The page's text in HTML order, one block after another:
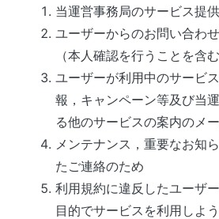
当運営事務局のサービス提
ユーザーからのお問い合わ
（本人確認を行うことを含む
ユーザーが利用中のサービ
報，キャンペーン等及び当
る他のサービスの案内のメ
メンテナンス，重要なお知
たご連絡のため
利用規約に違反したユーザ
目的でサービスを利用しよ